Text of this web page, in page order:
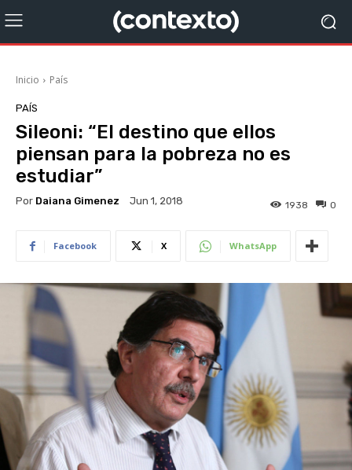
Inicio País
PAÍS
Sileoni: “El destino que ellos
piensan para la pobreza no es
estudiar”
Por Daiana Gimenez Jun 1, 2018 0
1938
Facebook X WhatsApp